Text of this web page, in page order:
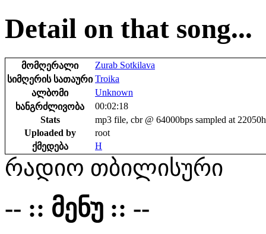
Detail on that song...
მომღერალი
Zurab Sotkilava
სიმღერის სათაური Troika
ალბომი
Unknown
ხანგრძლივობა
00:02:18
Stats
mp3 file, cbr @ 64000bps sampled at
Uploaded by
root
ქმედება
H
რადიო თბილისური
-- :: მენუ :: --